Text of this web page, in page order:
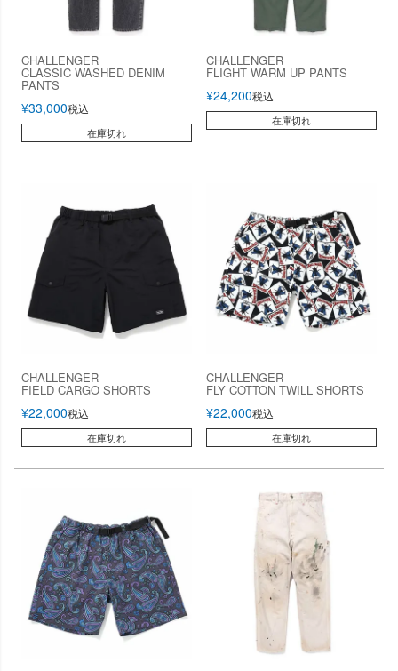
CHALLENGER
CLASSIC WASHED DENIM
PANTS
¥33,000税込
在庫切れ
CHALLENGER
FLIGHT WARM UP PANTS
¥24,200税込
在庫切れ
CHALLENGER
FIELD CARGO SHORTS
¥22,000税込
在庫切れ
CHALLENGER
FLY COTTON TWILL SHORTS
¥22,000税込
在庫切れ